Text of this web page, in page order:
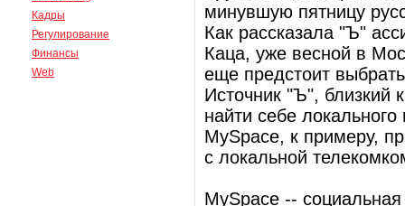
Кадры
Регулирование
Финансы
Web
минувшую пятницу
Как рассказала "Ъ"
Каца, уже весной в
еще предстоит
Источник "Ъ", близкий
найти себе
MySpace, к примеру,
с локальной
MySpace --